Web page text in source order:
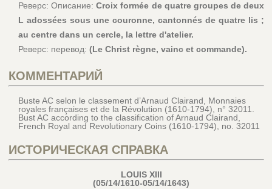
Реверс: Описание:Croix formée de quatre groupes de deux
L adossées sous une couronne, cantonnés de quatre lis ;
au centre dans un cercle, la lettre d'atelier.
Реверс: перевод: (Le Christ règne, vainc et commande).
КОММЕНТАРИЙ
Buste AC selon le classement d’Arnaud Clairand, Monnaies
royales françaises et de la Révolution (1610-1794), n° 32011.
Bust AC according to the classification of Arnaud Clairand,
French Royal and Revolutionary Coins (1610-1794), no. 32011
ИСТОРИЧЕСКАЯ СПРАВКА
LOUIS XIII
(05/14/1610-05/14/1643)